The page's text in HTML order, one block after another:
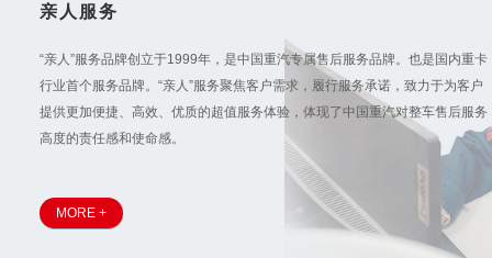
亲人服务
“亲人”服务品牌创立于1999年，是中国重汽专属售后服务品牌。也是国内重卡
行业首个服务品牌。“亲人”服务聚焦客户需求，履行服务承诺，致力于为客户
提供更加便捷、高效、优质的超值服务体验，体现了中国重汽对整车售后服务
高度的责任感和使命感。
MORE +